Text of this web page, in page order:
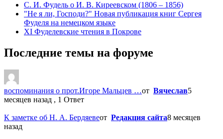
С. И. Фудель о И. В. Киреевском (1806 ‒ 1856)
"Не я ли, Господи?" Новая публикация книг Сергея
Фуделя на немецком языке
XI Фуделевские чтения в Покрове
Последние темы на форуме
воспоминания о прот.Игоре Мальцев …от Вячеслав5
месяцев назад , 1 Ответ
К заметке об Н. А. Бердяевеот Редакция сайта8 месяцев
назад